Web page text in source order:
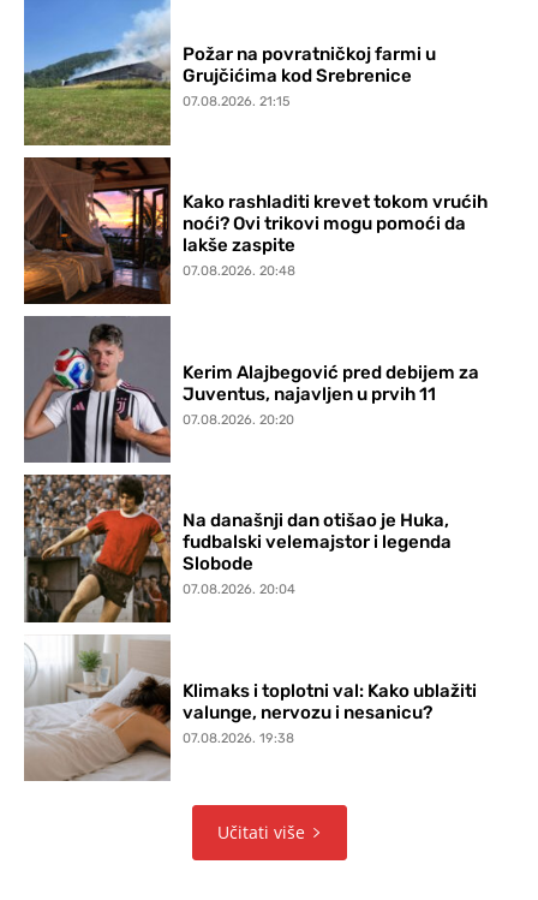
Požar na povratničkoj farmi u
Grujčićima kod Srebrenice
07.08.2026. 21:15
Kako rashladiti krevet tokom vrućih
noći? Ovi trikovi mogu pomoći da
lakše zaspite
07.08.2026. 20:48
Kerim Alajbegović pred debijem za
Juventus, najavljen u prvih 11
07.08.2026. 20:20
Na današnji dan otišao je Huka,
fudbalski velemajstor i legenda
Slobode
07.08.2026. 20:04
Klimaks i toplotni val: Kako ublažiti
valunge, nervozu i nesanicu?
07.08.2026. 19:38
Učitati više